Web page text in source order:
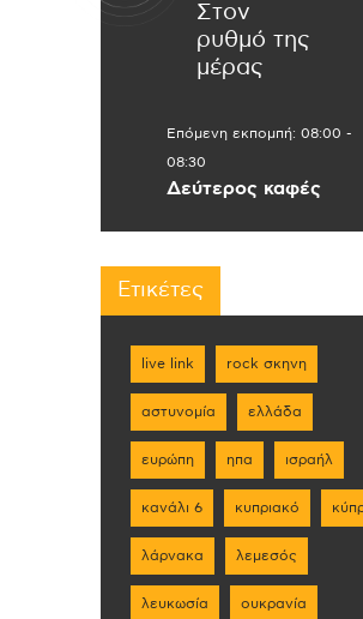
Στον
ρυθμό της
μέρας
Επόμενη εκπομπή: 08:00 -
08:30
Δεύτερος καφές
Ετικέτες
live link rock σκηνη
αστυνομία ελλάδα
ευρώπη ηπα ισραήλ
κανάλι 6 κυπριακό
λάρνακα λεμεσός
λευκωσία ουκρανία